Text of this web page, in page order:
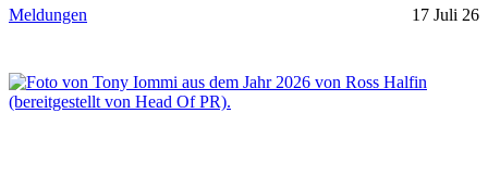
Meldungen 17 Juli 26